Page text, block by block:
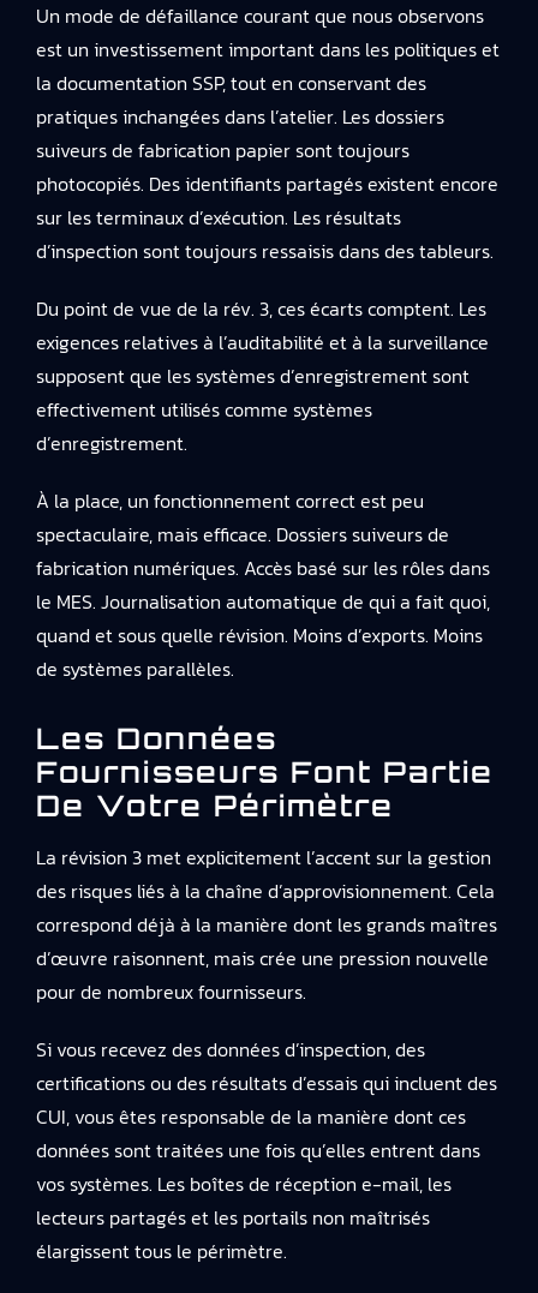
Un mode de défaillance courant que nous observons
est un investissement important dans les politiques et
la documentation SSP, tout en conservant des
pratiques inchangées dans l’atelier. Les dossiers
suiveurs de fabrication papier sont toujours
photocopiés. Des identifiants partagés existent encore
sur les terminaux d’exécution. Les résultats
d’inspection sont toujours ressaisis dans des tableurs.
Du point de vue de la rév. 3, ces écarts comptent. Les
exigences relatives à l’auditabilité et à la surveillance
supposent que les systèmes d’enregistrement sont
effectivement utilisés comme systèmes
d’enregistrement.
À la place, un fonctionnement correct est peu
spectaculaire, mais efficace. Dossiers suiveurs de
fabrication numériques. Accès basé sur les rôles dans
le MES. Journalisation automatique de qui a fait quoi,
quand et sous quelle révision. Moins d’exports. Moins
de systèmes parallèles.
Les Données
Fournisseurs Font Partie
De Votre Périmètre
La révision 3 met explicitement l’accent sur la gestion
des risques liés à la chaîne d’approvisionnement. Cela
correspond déjà à la manière dont les grands maîtres
d’œuvre raisonnent, mais crée une pression nouvelle
pour de nombreux fournisseurs.
Si vous recevez des données d’inspection, des
certifications ou des résultats d’essais qui incluent des
CUI, vous êtes responsable de la manière dont ces
données sont traitées une fois qu’elles entrent dans
vos systèmes. Les boîtes de réception e-mail, les
lecteurs partagés et les portails non maîtrisés
élargissent tous le périmètre.